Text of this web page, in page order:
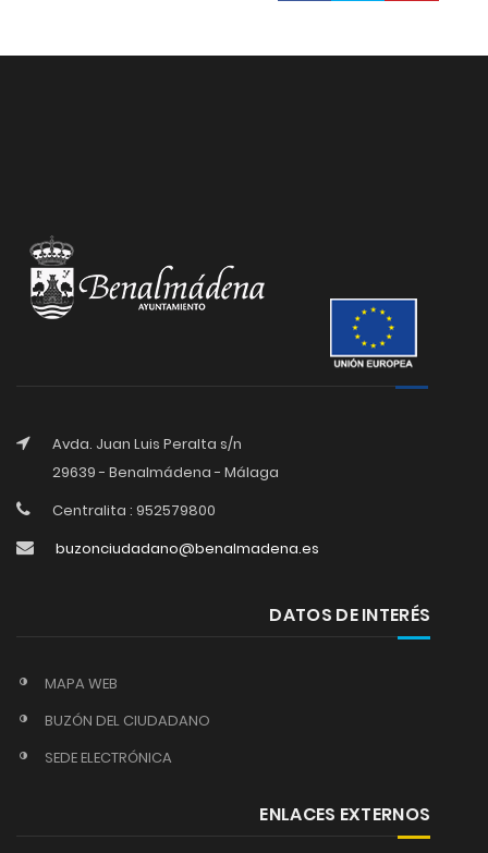
Avda. Juan Luis Peralta s/n
29639 - Benalmádena - Málaga
Centralita : 952579800
buzonciudadano@benalmadena.es
DATOS DE INTERÉS
MAPA WEB
BUZÓN DEL CIUDADANO
SEDE ELECTRÓNICA
ENLACES EXTERNOS